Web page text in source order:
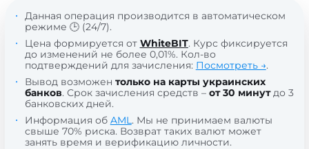
Данная операция производится в автоматическом
режиме 🕒 (24/7).
Цена формируется от WhiteBIT. Курс фиксируется
до изменений не более 0,01%. Кол-во
подтверждений для зачисления: Посмотреть →.
Вывод возможен только на карты украинских
банков. Срок зачисления средств – от 30 минутдо 3
банковских дней.
Информация об AML. Мы не принимаем валюты
свыше 70% риска. Возврат таких валют может
занять время и верификацию личности.